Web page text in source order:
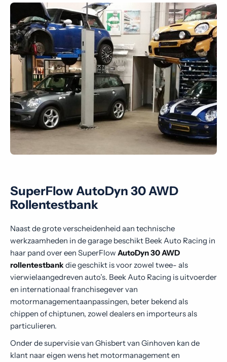
SuperFlow AutoDyn 30 AWD
Rollentestbank
Naast de grote verscheidenheid aan technische
werkzaamheden in de garage beschikt Beek Auto Racing in
haar pand over een SuperFlow AutoDyn 30 AWD
rollentestbankdie geschikt is voor zowel twee- als
vierwielaangedreven auto’s. Beek Auto Racing is uitvoerder
en internationaal franchisegever van
motormanagementaanpassingen, beter bekend als
chippen of chiptunen, zowel dealers en importeurs als
particulieren.
Onder de supervisie van Ghisbert van Ginhoven kan de
klant naar eigen wens het motormanagement en